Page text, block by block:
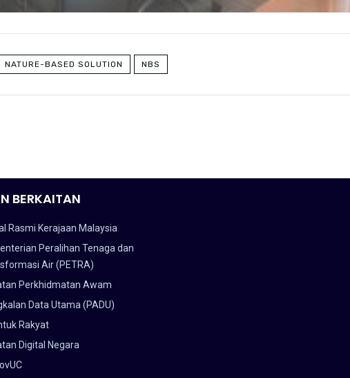
NATURE-BASED SOLUTION NBS
BERKAITAN
Rasmi Kerajaan Malaysia
Peralihan Tenaga dan
Air (PETRA)
Perkhidmatan Awam
Data Utama (PADU)
Rakyat
Digital Negara